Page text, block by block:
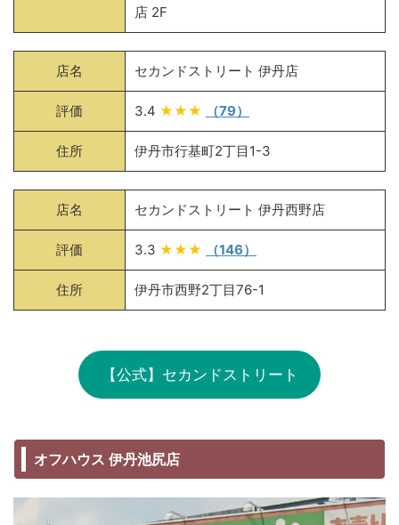
店 2F
店名 セカンドストリート 伊丹店
評価 3.4 ★★★ （79）
住所 伊丹市行基町2丁目1-3
店名 セカンドストリート 伊丹西野店
評価 3.3 ★★★ （146）
住所 伊丹市西野2丁目76-1
【公式】セカンドストリート
オフハウス 伊丹池尻店